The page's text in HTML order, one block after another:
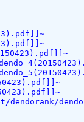
dendorank/